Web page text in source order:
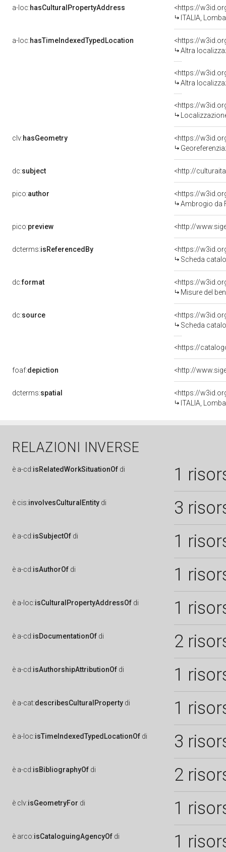
a-loc:hasCulturalPropertyAddress
<https://
ITALIA,
a-loc:hasTimeIndexedTypedLocation
<https://
Altra
<https://
Altra
<https://
clv:hasGeometry
<https://
dc:subject <http://
pico:author
<https://
Ambrogio da
pico:preview
dcterms:isReferencedBy
<https://
Scheda
dc:format
<https://
Misure del
dc:source
<https://
Scheda
<https://
foaf:depiction
dcterms:spatial
<https://
ITALIA,
RELAZIONI INVERSE
è a-cd:isRelatedWorkSituationOf di 1
è cis:involvesCulturalEntity di 3
è a-cd:isSubjectOf di 1
è a-cd:isAuthorOf di 1
è a-loc:isCulturalPropertyAddressOf di 1
è a-cd:isDocumentationOf di 2
è a-cd:isAuthorshipAttributionOf di 1
è a-cat:describesCulturalProperty di 1
è a-loc:isTimeIndexedTypedLocationOf di 3
è a-cd:isBibliographyOf di 2
è clv:isGeometryFor di 1
è arco:isCataloguingAgencyOf di 1